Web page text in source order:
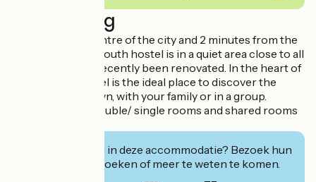
Beschrijving
Located in the centre of the city and 2 minutes from the
train station, the youth hostel is in a quiet area close to all
amenities. It has recently been renovated. In the heart of
the Jura, the hostel is the ideal place to discover the
region on your own, with your family or in a group.
The advantage: double/ single rooms and shared rooms
Geïnteresseerd in deze accommodatie? Bezoek hun
website om te boeken of meer te weten te komen.